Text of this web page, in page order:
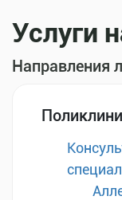
Услуги
Направления